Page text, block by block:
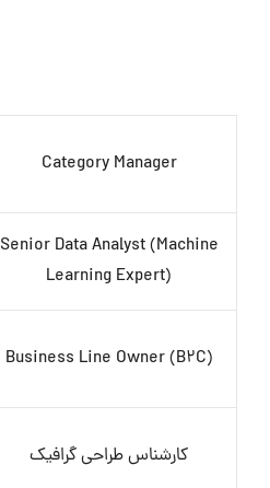
Category Manager
Senior Data Analyst (Machine
Learning Expert)
Business Line Owner (B2C)
کارشناس طراحی گرافیک